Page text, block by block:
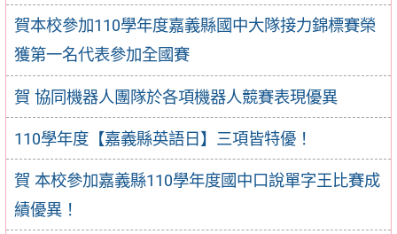
賀本校參加110學年度嘉義縣國中大隊接力錦標賽榮
獲第一名代表參加全國賽
賀 協同機器人團隊於各項機器人競賽表現優異
110學年度【嘉義縣英語日】三項皆特優！
賀 本校參加嘉義縣110學年度國中口說單字王比賽成
績優異！